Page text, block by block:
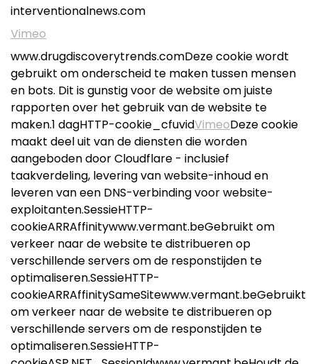
interventionalnews.com
Vimeo
www.drugdiscoverytrends.comDeze cookie wordt
gebruikt om onderscheid te maken tussen mensen
en bots. Dit is gunstig voor de website om juiste
rapporten over het gebruik van de website te
maken.1 dagHTTP-cookie_cfuvidVimeoDeze cookie
maakt deel uit van de diensten die worden
aangeboden door Cloudflare - inclusief
taakverdeling, levering van website-inhoud en
leveren van een DNS-verbinding voor website-
exploitanten.SessieHTTP-
cookieARRAffinitywww.vermant.beGebruikt om
verkeer naar de website te distribueren op
verschillende servers om de responstijden te
optimaliseren.SessieHTTP-
cookieARRAffinitySameSitewww.vermant.beGebruikt
om verkeer naar de website te distribueren op
verschillende servers om de responstijden te
optimaliseren.SessieHTTP-